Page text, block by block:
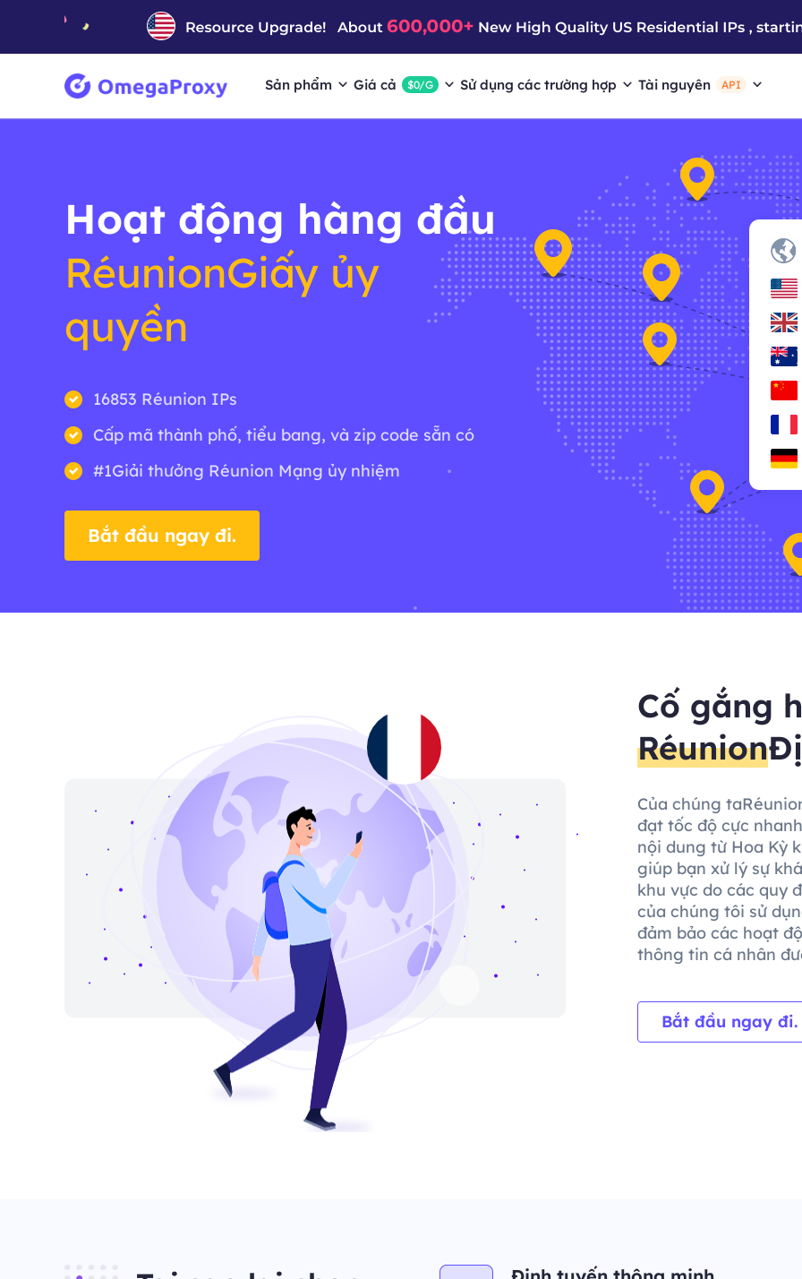
Sản phẩm Giá cả $0/G Sử dụng các trường hợp Tài nguyên API
Hoạt động hàng đầu
RéunionGiấy ủy
quyền
16853 Réunion IPs
Cấp mã thành phố, tiểu bang, và zip code sẵn có
#1Giải thưởng Réunion Mạng ủy nhiệm
Bắt đầu ngay đi.
Cố gắng
Réunion
Của chúng
đạt tốc độ cực
nội dung từ Hoa Kỳ
giúp bạn xử lý sự
khu vực do các quy
của chúng tôi sử
đảm bảo các hoạt
thông tin cá nhân
Bắt đầu ngay đi.